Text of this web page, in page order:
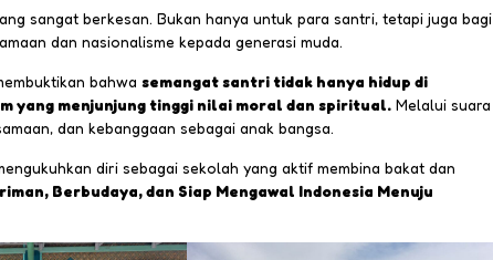
sangat berkesan. Bukan hanya untuk para santri, tetapi juga bagi
dan nasionalisme kepada generasi muda.
bahwa semangat santri tidak hanya hidup di
yang menjunjung tinggi nilai moral dan spiritual. Melalui suara
dan kebanggaan sebagai anak bangsa.
diri sebagai sekolah yang aktif membina bakat dan
Berbudaya, dan Siap Mengawal Indonesia Menuju